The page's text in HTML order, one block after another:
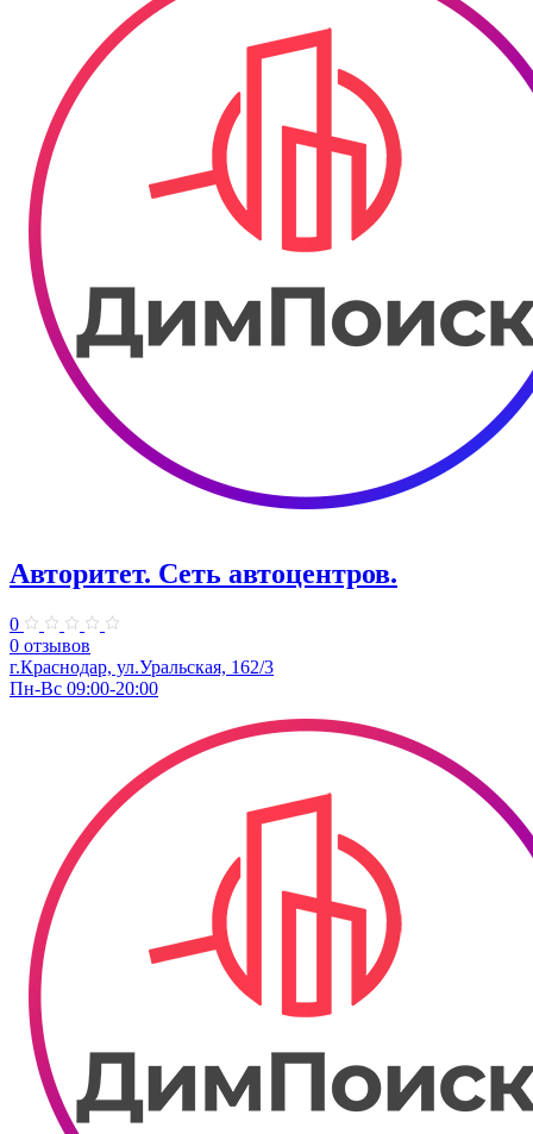
Авторитет. ​Сеть автоцентров.
0
0 отзывов
г.Краснодар, ул.Уральская, 162/3
Пн-Вс 09:00-20:00